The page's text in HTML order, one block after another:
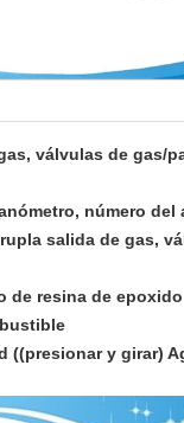
válvulas de gas/
número del
salida de gas,
de resina de epoxido
((presionar y girar)